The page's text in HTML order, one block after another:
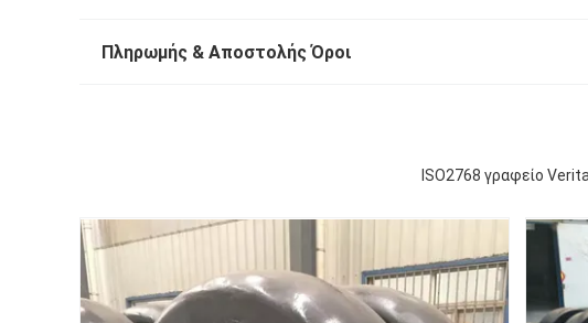
Πληρωμής & Αποστολής Όροι
ISO2768 γραφείο